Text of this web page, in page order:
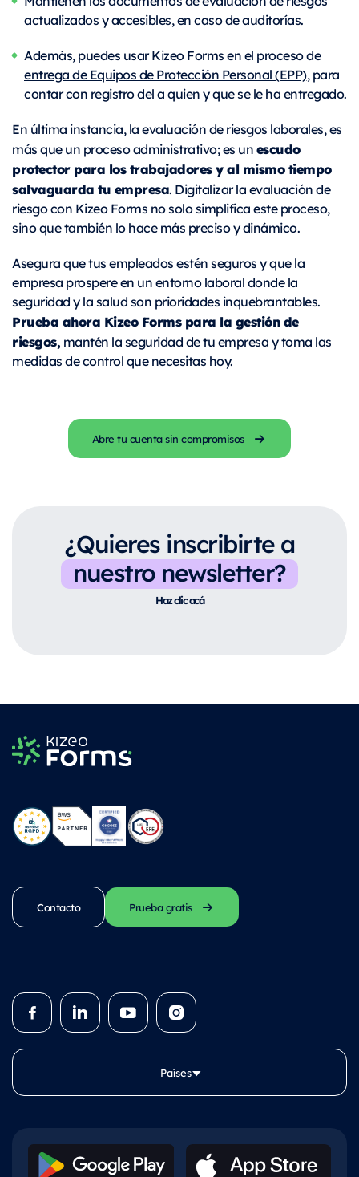
actualizados y accesibles, en caso de auditorías.
Además, puedes usar Kizeo Forms en el proceso de
entrega de Equipos de Protección Personal (EPP), para
contar con registro del a quien y que se le ha entregado.
En última instancia, la evaluación de riesgos laborales, es
más que un proceso administrativo; es unescudo
protector para los trabajadores y al mismo tiempo
salvaguarda tu empresa. Digitalizar la evaluación de
riesgo con Kizeo Forms no solo simplifica este proceso,
sino que también lo hace más preciso y dinámico.
Asegura que tus empleados estén seguros y que la
empresa prospere en un entorno laboral donde la
seguridad y la salud son prioridades inquebrantables.
Prueba ahora Kizeo Forms para la gestión de
riesgos, mantén la seguridad de tu empresa y toma las
medidas de control que necesitas hoy.
Abre tu cuenta sin compromisos
¿Quieres inscribirte a
nuestro newsletter?
Haz clic acá
Contacto Prueba gratis
Países